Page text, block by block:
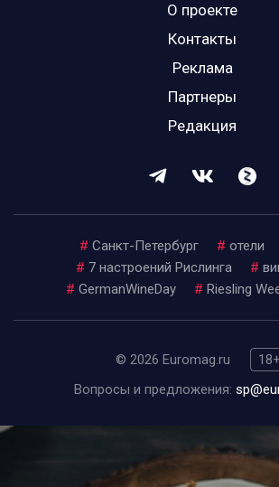
О проекте
Контакты
Реклама
Партнеры
Редакция
# Санкт-Петербург # отели
# 7 настроений Рислинга #
# GermanWineDay # Riesling
© 2026 Euromag.ru
18+
Вопросы и предложения: